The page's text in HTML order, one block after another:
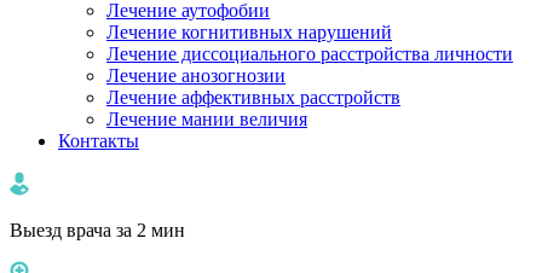
Лечение аутофобии
Лечение когнитивных нарушений
Лечение диссоциального расстройства личности
Лечение анозогнозии
Лечение аффективных расстройств
Лечение мании величия
Контакты
Выезд врача за 2 мин